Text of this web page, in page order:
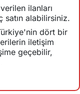
ilanları
satın alabilirsiniz.
dört bir
iletişim
geçebilir,